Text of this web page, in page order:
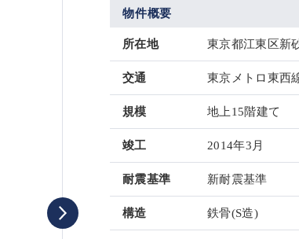
物件概要
所在地 東京都江東区新
交通 東京メトロ東西
規模 地上15階建て
竣工 2014年3月
耐震基準 新耐震基準
構造 鉄骨(S造)